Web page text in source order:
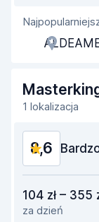
Pomocność
Szybkość
Szybkość
Czystość
Stan
1 lokalizacja
8,6
Łatwość
104 zł – 355
za dzień